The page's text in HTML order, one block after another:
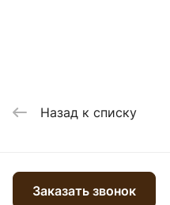
Назад к списку
Заказать звонок